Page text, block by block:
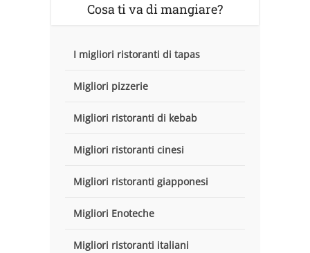
Cosa ti va di mangiare?
I migliori ristoranti di tapas
Migliori pizzerie
Migliori ristoranti di kebab
Migliori ristoranti cinesi
Migliori ristoranti giapponesi
Migliori Enoteche
Migliori ristoranti italiani